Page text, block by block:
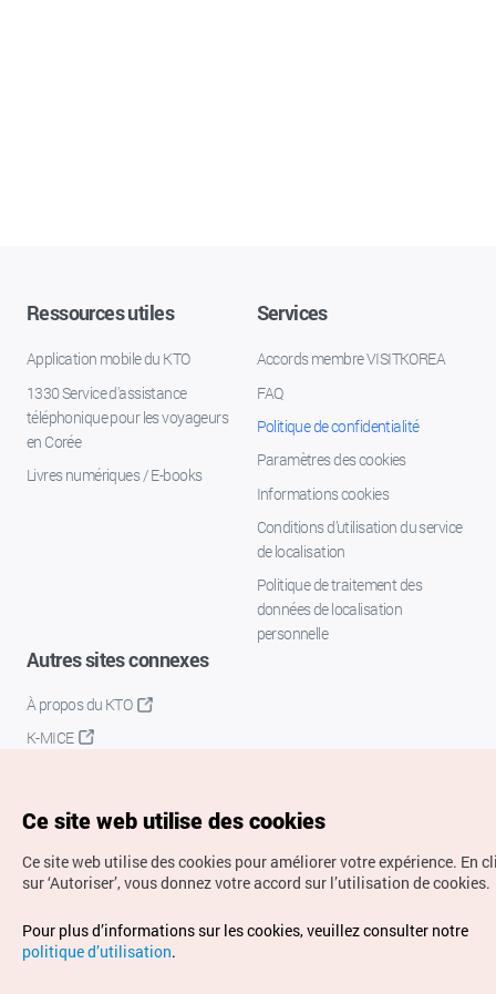
Ressources utiles
Application mobile du KTO
1330 Service d'assistance
téléphonique pour les voyageurs
en Corée
Livres numériques / E-books
Services
Accords membre VISITKOREA
FAQ
Politique de confidentialité
Paramètres des cookies
Informations cookies
Conditions d’utilisation du service
de localisation
Politique de traitement des
données de localisation
personnelle
Autres sites connexes
À propos du KTO
K-MICE
Droits d’auteur (c) Office National du Tourisme en Corée.
Tous droits réservés.
Pour les rapports d'erreurs et demandes de renseignements,
Ce site web utilise des cookies
Ce site web utilise des cookies pour améliorer votre expérience. En
sur ‘Autoriser’, vous donnez votre accord sur l’utilisation de cookies.
Pour plus d’informations sur les cookies, veuillez consulter notre
politique d’utilisation.